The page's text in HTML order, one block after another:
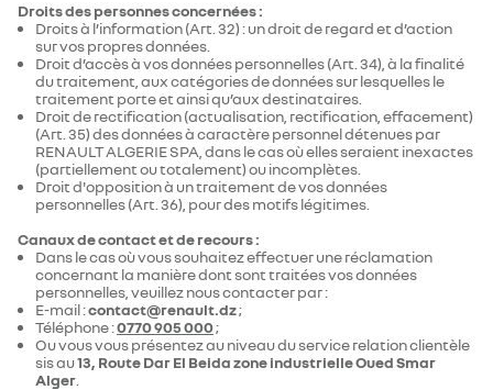
Droits des personnes concernées :
Droits à l’information (Art. 32) : un droit de regard et d’action
sur vos propres données.
Droit d’accès à vos données personnelles (Art. 34), à la finalité
du traitement, aux catégories de données sur lesquelles le
traitement porte et ainsi qu’aux destinataires.
Droit de rectification (actualisation, rectification, effacement)
(Art. 35) des données à caractère personnel détenues par
RENAULT ALGERIE SPA, dans le cas où elles seraient inexactes
(partiellement ou totalement) ou incomplètes.
Droit d'opposition à un traitement de vos données
personnelles (Art. 36), pour des motifs légitimes.
Canaux de contact et de recours :
Dans le cas où vous souhaitez effectuer une réclamation
concernant la manière dont sont traitées vos données
personnelles, veuillez nous contacter par :
E-mail :contact@renault.dz;
Téléphone :0770 905 000;
Ou vous vous présentez au niveau du service relation clientèle
sis au13, Route Dar El Beida zone industrielle Oued Smar
Alger